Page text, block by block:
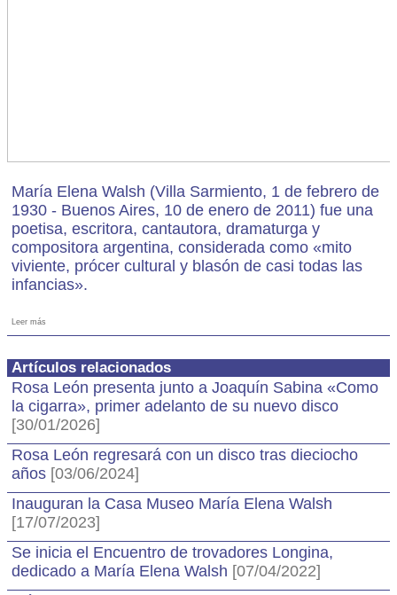
María Elena Walsh (Villa Sarmiento, 1 de febrero de
1930 - Buenos Aires, 10 de enero de 2011) fue una
poetisa, escritora, cantautora, dramaturga y
compositora argentina, considerada como «mito
viviente, prócer cultural y blasón de casi todas las
infancias».
Leer más
Artículos relacionados
Rosa León presenta junto a Joaquín Sabina «Como
la cigarra», primer adelanto de su nuevo disco
[30/01/2026]
Rosa León regresará con un disco tras dieciocho
años [03/06/2024]
Inauguran la Casa Museo María Elena Walsh
[17/07/2023]
Se inicia el Encuentro de trovadores Longina,
dedicado a María Elena Walsh [07/04/2022]